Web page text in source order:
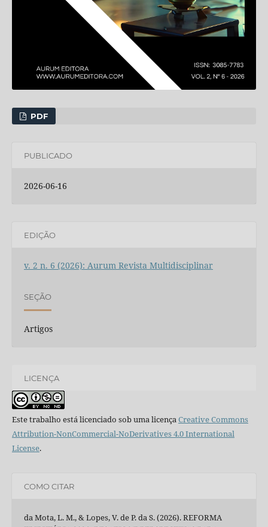
PDF
PUBLICADO
2026-06-16
EDIÇÃO
v. 2 n. 6 (2026): Aurum Revista Multidisciplinar
SEÇÃO
Artigos
LICENÇA
Este trabalho está licenciado sob uma licençaCreative Commons
Attribution-NonCommercial-NoDerivatives 4.0 International
License.
COMO CITAR
da Mota, L. M., & Lopes, V. de P. da S. (2026). REFORMA